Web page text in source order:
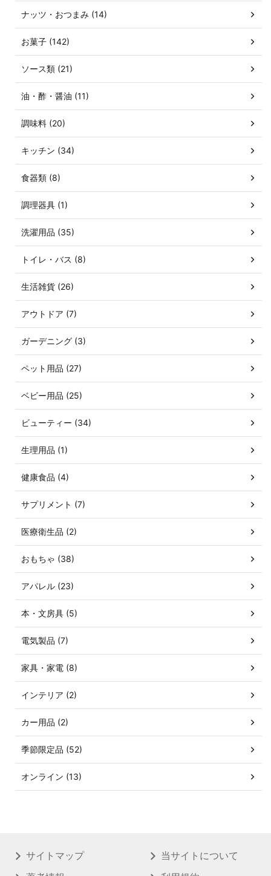
ナッツ・おつまみ (14)
お菓子 (142)
ソース類 (21)
油・酢・醤油 (11)
調味料 (20)
キッチン (34)
食器類 (8)
調理器具 (1)
洗濯用品 (35)
トイレ・バス (8)
生活雑貨 (26)
アウトドア (7)
ガーデニング (3)
ペット用品 (27)
ベビー用品 (25)
ビューティー (34)
生理用品 (1)
健康食品 (4)
サプリメント (7)
医療衛生品 (2)
おもちゃ (38)
アパレル (23)
本・文房具 (5)
電気製品 (7)
家具・家電 (8)
インテリア (2)
カー用品 (2)
季節限定品 (52)
オンライン (13)
サイトマップ
当サイトについて